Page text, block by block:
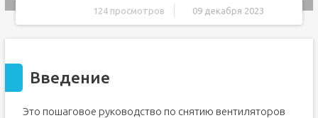
124 просмотров 09 декабря 2023
Введение
Это пошаговое руководство по снятию вентиляторов